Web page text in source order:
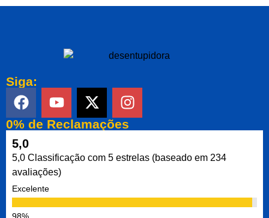
Siga:
0% de Reclamações
5,0
5,0 Classificação com 5 estrelas (baseado em 234
avaliações)
Excelente